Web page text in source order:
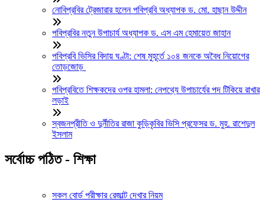
নোবিপ্রবির ট্রেজারার হলেন পবিপ্রবি অধ্যাপক ড. মো. হাছান উদ্দীন
পবিপ্রবির নতুন উপাচার্য অধ্যাপক ড. এস এম হেমায়েত জাহান
পবিপ্রবি ভিসির বিদায় ঘণ্টা: শেষ মুহূর্তে ১০৪ জনকে অবৈধ নিয়োগের
তোড়জোড়
পবিপ্রবিতে শিক্ষকদের ওপর হামলা: নেপথ্যে উপাচার্যের পদ টিকিয়ে রাখার
লড়াই
স্বজনপ্রীতি ও দুর্নীতির রাজা কুড়িকৃবির ভিসি প্রফেসর ড. মুহ. রাশেদুল
ইসলাম
সর্বোচ্চ পঠিত - শিক্ষা
সকল বোর্ড পরীক্ষার রেজাল্ট দেখার নিয়ম